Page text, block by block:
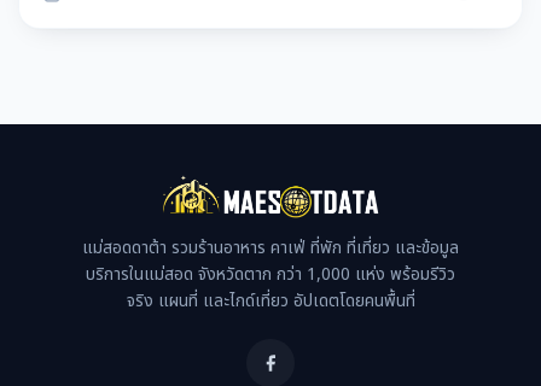
แม่สอดดาต้า รวมร้านอาหาร คาเฟ่ ที่พัก ที่เที่ยว และข้อมูล
บริการในแม่สอด จังหวัดตาก กว่า 1,000 แห่ง พร้อมรีวิว
จริง แผนที่ และไกด์เที่ยว อัปเดตโดยคนพื้นที่